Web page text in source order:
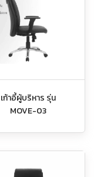
เก้าอี้ผู้บริหาร รุ่น
MOVE-03